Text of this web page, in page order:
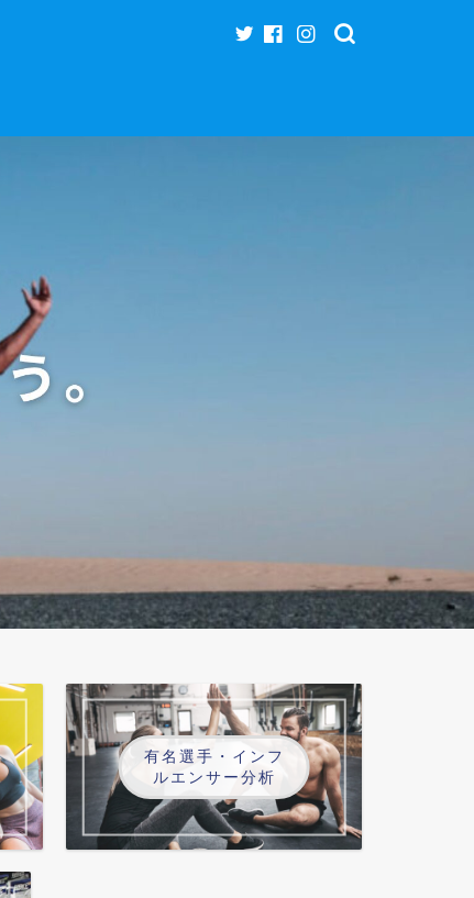
有名選手・インフ
ルエンサー分析